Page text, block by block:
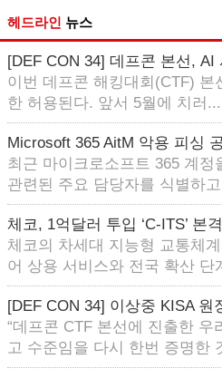
헤드라인 뉴스
[DEF CON 34] 데프콘 본선, AI
이번 데프콘 해킹대회(CTF) 본
한 허용된다. 앞서 5월에 치러...
Microsoft 365 AitM 악용 피싱
최근 마이크로소프트 365 계정
관련된 주요 담당자를 식별하
체코, 1억달러 투입 ‘C-ITS’ 본
체코의 차세대 지능형 교통체
어 상용 서비스와 전국 확산 단
[DEF CON 34] 이상중 KISA 원
“데프콘 CTF 본선에 진출한 우
고 수준임을 다시 한번 증명한